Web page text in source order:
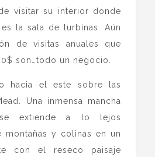
visitar su interior donde
la sala de turbinas. Aún
de visitas anuales que
son…todo un negocio.
hacia el este sobre las
Una inmensa mancha
extiende a lo lejos
montañas y colinas en un
con el reseco paisaje